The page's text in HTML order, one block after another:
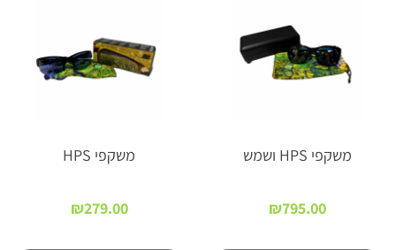
משקפי HPS ושמש
₪795.00
משקפי HPS
₪279.00